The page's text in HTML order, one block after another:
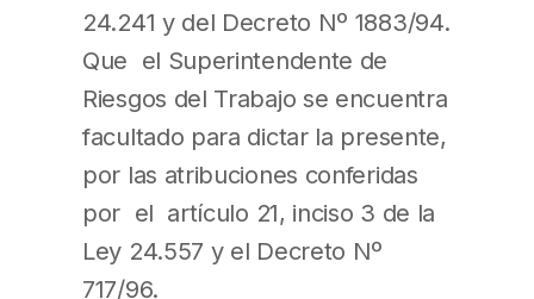
24.241 y del Decreto Nº 1883/94.
Que el Superintendente de
Riesgos del Trabajo se encuentra
facultado para dictar la presente,
por las atribuciones conferidas
por el artículo 21, inciso 3 de la
Ley 24.557 y el Decreto Nº
717/96.